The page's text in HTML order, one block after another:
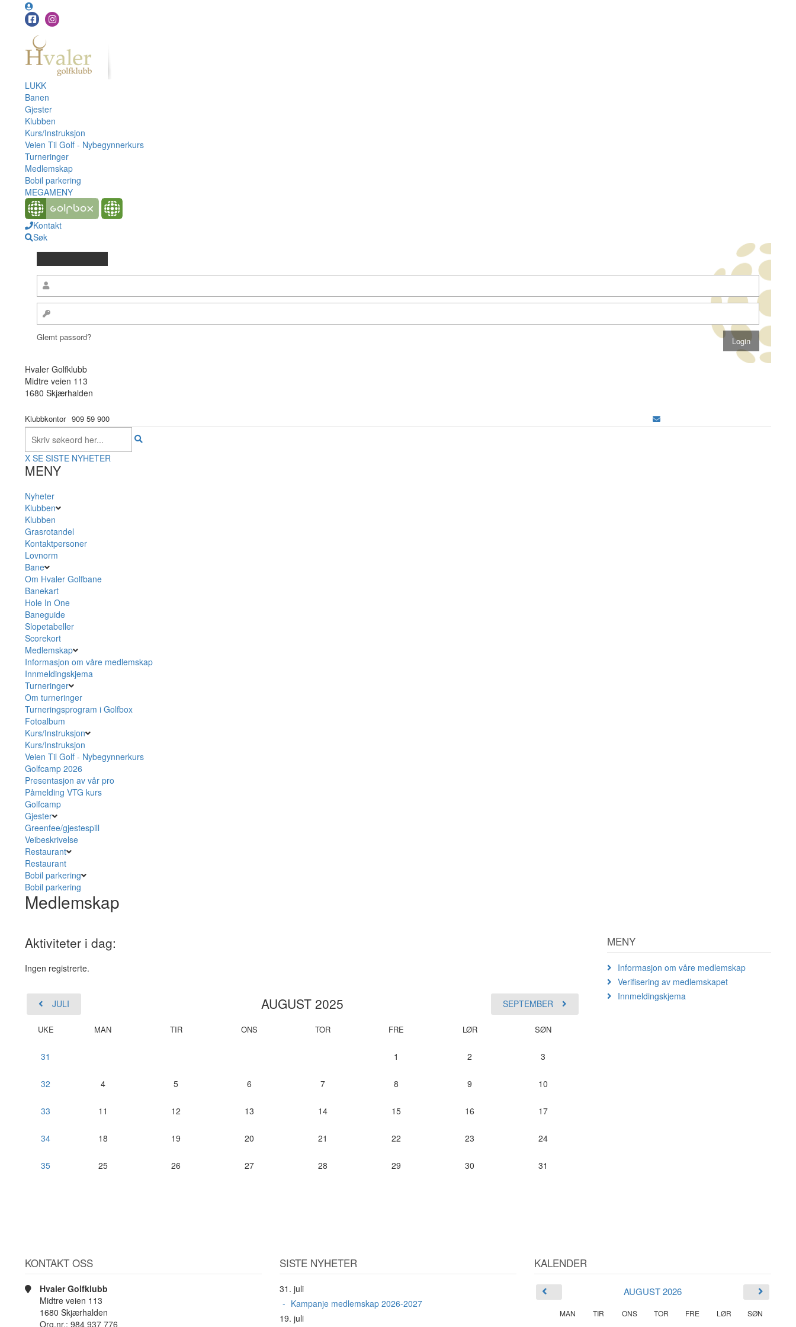
LUKK
Banen
Gjester
Klubben
Kurs/Instruksjon
Veien Til Golf - Nybegynnerkurs
Turneringer
Medlemskap
Bobil parkering
MEGAMENY
Kontakt
Søk
Glemt passord?
Hvaler Golfklubb
Midtre veien 113
1680 Skjærhalden
Klubbkontor 909 59 900
X SE SISTE NYHETER
MENY
Nyheter
Klubben
Klubben
Grasrotandel
Kontaktpersoner
Lovnorm
Bane
Om Hvaler Golfbane
Banekart
Hole In One
Baneguide
Slopetabeller
Scorekort
Medlemskap
Informasjon om våre medlemskap
Innmeldingskjema
Turneringer
Om turneringer
Turneringsprogram i Golfbox
Fotoalbum
Kurs/Instruksjon
Kurs/Instruksjon
Veien Til Golf - Nybegynnerkurs
Golfcamp 2026
Presentasjon av vår pro
Påmelding VTG kurs
Golfcamp
Gjester
Greenfee/gjestespill
Veibeskrivelse
Restaurant
Restaurant
Bobil parkering
Bobil parkering
Medlemskap
Aktiviteter i dag:
Ingen registrerte.
JULI SEPTEMBER
AUGUST 2025
UKE MAN TIR ONS TOR FRE LØR SØN
31 1 2 3
32 4 5 6 7 8 9 10
33 11 12 13 14 15 16 17
34 18 19 20 21 22 23 24
35 25 26 27 28 29 30 31
MENY
Informasjon om våre medlemskap
Verifisering av medlemskapet
Innmeldingskjema
KONTAKT OSS
Hvaler Golfklubb
Midtre veien 113
1680 Skjærhalden
Org.nr.: 984 937 776
SISTE NYHETER
31. juli
Kampanje medlemskap 2026-2027
19. juli
KALENDER
AUGUST 2026
MAN TIR ONS TOR FRE LØR SØN